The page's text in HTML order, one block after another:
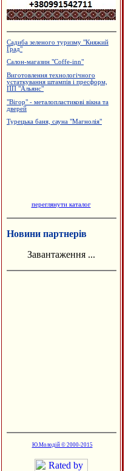
Ковальська майстерня
Дзвони церковні
"Поліфарм"
переглянути каталог
Новини партнерів
Завантаження ...
Ю.Молодій © 2000-2015